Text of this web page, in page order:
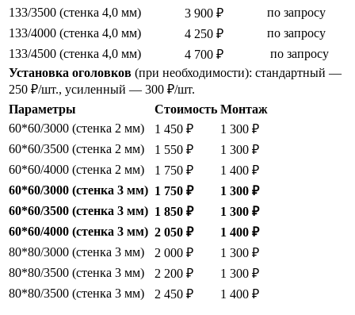
133/3500 (стенка 4,0 мм)
3 900 ₽
по запросу
133/4000 (стенка 4,0 мм)
4 250 ₽
по запросу
133/4500 (стенка 4,0 мм)
4 700 ₽
по запросу
Установка оголовков (при необходимости): стандартный —
250 ₽/шт., усиленный — 300 ₽/шт.
Параметры
Стоимость Монтаж
60*60/3000 (стенка 2 мм)
1 450 ₽
1 300 ₽
60*60/3500 (стенка 2 мм)
1 550 ₽
1 300 ₽
60*60/4000 (стенка 2 мм)
1 750 ₽
1 400 ₽
60*60/3000 (стенка 3 мм) 1 750 ₽
1 300 ₽
60*60/3500 (стенка 3 мм) 1 850 ₽
1 300 ₽
60*60/4000 (стенка 3 мм) 2 050 ₽
1 400 ₽
80*80/3000 (стенка 3 мм)
2 000 ₽
1 300 ₽
80*80/3500 (стенка 3 мм)
2 200 ₽
1 300 ₽
80*80/3500 (стенка 3 мм)
2 450 ₽ 1 400 ₽